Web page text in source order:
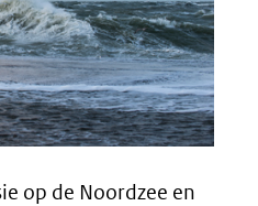
op de Noordzee en